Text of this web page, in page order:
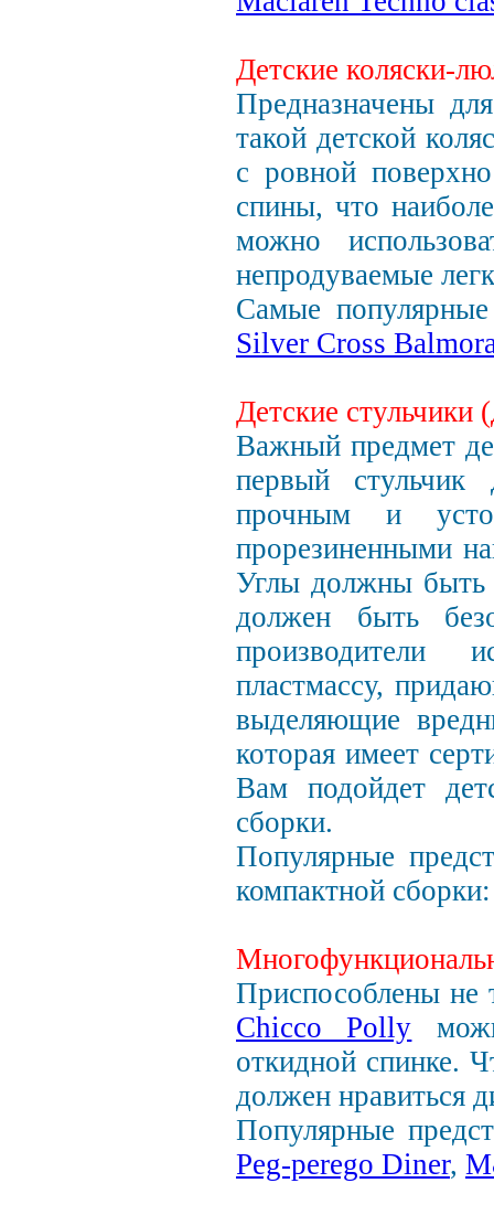
Детские коляски-
Предназначены
такой детской
с ровной
спины, что
можно
непродуваемые
Самые популярные
Silver Cross
Детские стульчики
Важный предмет
первый
прочным и
прорезиненными
Углы должны быть
должен быть
производители
пластмассу,
выделяющие
которая имеет
Вам подойдет
сборки.
Популярные
компактной
Приспособлены не
Chicco Polly
откидной спинке.
должен нравиться
Популярные
Peg-perego Diner,